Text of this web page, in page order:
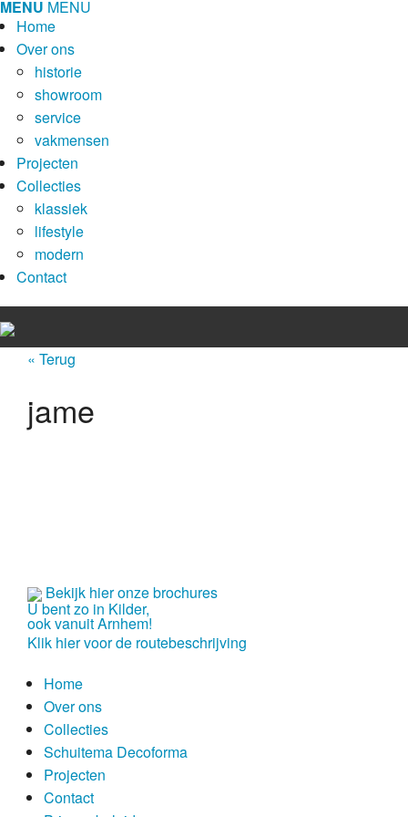
MENU MENU
Home
Over ons
historie
showroom
service
vakmensen
Projecten
Collecties
klassiek
lifestyle
modern
Contact
Over ons
showroom
Collecties
Schuitema Decoforma
lifestyle
klassiek
« Terug
jame
Bekijk hier onze brochures
U bent zo in Kilder,
ook vanuit Arnhem!
Klik hier voor de routebeschrijving
Home
Over ons
Collecties
Schuitema Decoforma
Projecten
Contact